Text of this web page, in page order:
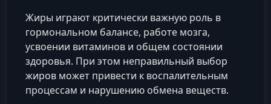
Жиры играют критически важную роль в
гормональном балансе, работе мозга,
усвоении витаминов и общем состоянии
здоровья. При этом неправильный выбор
жиров может привести к воспалительным
процессам и нарушению обмена веществ.